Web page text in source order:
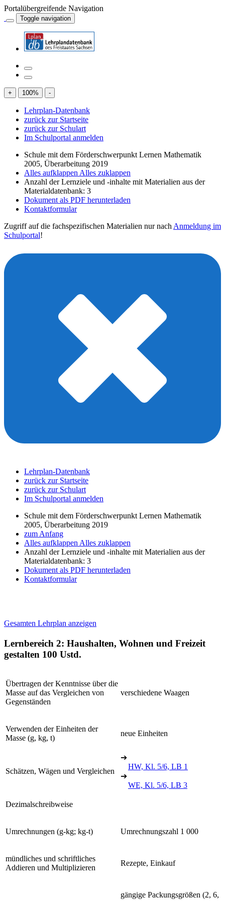
Portalübergreifende Navigation
Toggle navigation
+ 100% -
Lehrplan-Datenbank
zurück zur Startseite
zurück zur Schulart
Im Schulportal anmelden
Schule mit dem Förderschwerpunkt Lernen Mathematik
2005, Überarbeitung 2019
Alles aufklappen Alles zuklappen
Anzahl der Lernziele und -inhalte mit Materialien aus der
Materialdatenbank: 3
Dokument als PDF herunterladen
Kontaktformular
Zugriff auf die fachspezifischen Materialien nur nach Anmeldung im
Schulportal!
Lehrplan-Datenbank
zurück zur Startseite
zurück zur Schulart
Im Schulportal anmelden
Schule mit dem Förderschwerpunkt Lernen Mathematik
2005, Überarbeitung 2019
zum Anfang
Alles aufklappen Alles zuklappen
Anzahl der Lernziele und -inhalte mit Materialien aus der
Materialdatenbank: 3
Dokument als PDF herunterladen
Kontaktformular
Gesamten Lehrplan anzeigen
Lernbereich 2: Haushalten, Wohnen und Freizeit
gestalten 100 Ustd.
Übertragen der Kenntnisse über die
Masse auf das Vergleichen von
Gegenständen
verschiedene Waagen
Verwenden der Einheiten der
Masse (g, kg, t)
neue Einheiten
Schätzen, Wägen und Vergleichen
➔
HW, Kl. 5/6, LB 1
➔
WE, Kl. 5/6, LB 3
Dezimalschreibweise
Umrechnungen (g-kg; kg-t) Umrechnungszahl 1 000
mündliches und schriftliches
Addieren und Multiplizieren
Rezepte, Einkauf
gängige Packungsgrößen (2, 6,